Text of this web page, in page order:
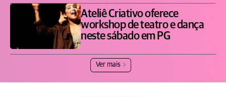
Ateliê Criativo oferece
workshop de teatro e dança
neste sábado em PG
Ver mais